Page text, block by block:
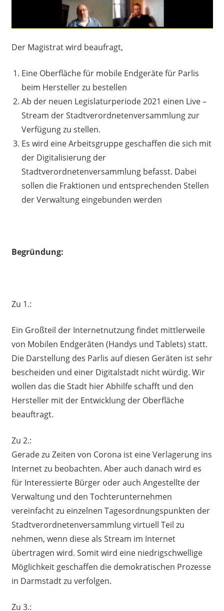
Der Magistrat wird beaufragt,
Eine Oberfläche für mobile Endgeräte für Parlis
beim Hersteller zu bestellen
Ab der neuen Legislaturperiode 2021 einen Live –
Stream der Stadtverordnetenversammlung zur
Verfügung zu stellen.
Es wird eine Arbeitsgruppe geschaffen die sich mit
der Digitalisierung der
Stadtverordnetenversammlung befasst. Dabei
sollen die Fraktionen und entsprechenden Stellen
der Verwaltung eingebunden werden
Begründung:
Zu 1.:
Ein Großteil der Internetnutzung findet mittlerweile
von Mobilen Endgeräten (Handys und Tablets) statt.
Die Darstellung des Parlis auf diesen Geräten ist sehr
bescheiden und einer Digitalstadt nicht würdig. Wir
wollen das die Stadt hier Abhilfe schafft und den
Hersteller mit der Entwicklung der Oberfläche
beauftragt.
Zu 2.:
Gerade zu Zeiten von Corona ist eine Verlagerung ins
Internet zu beobachten. Aber auch danach wird es
für Interessierte Bürger oder auch Angestellte der
Verwaltung und den Tochterunternehmen
vereinfacht zu einzelnen Tagesordnungspunkten der
Stadtverordnetenversammlung virtuell Teil zu
nehmen, wenn diese als Stream im Internet
übertragen wird. Somit wird eine niedrigschwellige
Möglichkeit geschaffen die demokratischen Prozesse
in Darmstadt zu verfolgen.
Zu 3.: